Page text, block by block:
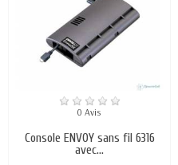
0 Avis
Console ENVOY sans fil 6316
avec...